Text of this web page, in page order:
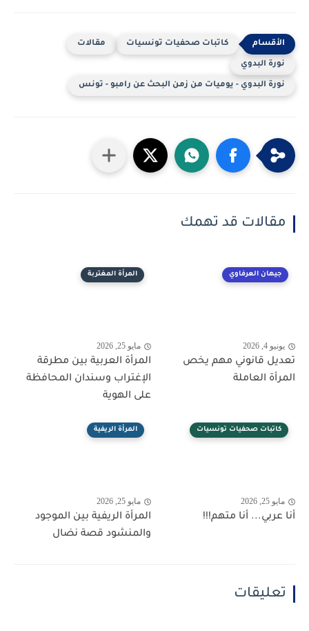
كاتبات صحفيات تونسيات مقالات
نورة البدوي
نورة البدوي - يوميات من زمن البحث عن رامبو - تونس
مقالات قد تهمك
جيهان العرفاوي
يونيو 4, 2026
تعديل قانوني مهم يخص
المرأة العاملة
المرأة المغتربة
مايو 25, 2026
المرأة العربية بين مطرقة
الإغتراب وسندان المحافظة
على الهوية
كاتبات صحفيات تونسيات
مايو 25, 2026
أنا عربي... أنا متهم!!!
المرأة الريفية
مايو 25, 2026
المرأة الريفية بين الموجود
والمنشود قصة نضال
تعليقات